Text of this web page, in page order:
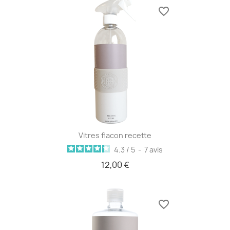
Vitres flacon recette
4.3 / 5 - 7avis
12,00 €
favorite_border
favorite_border